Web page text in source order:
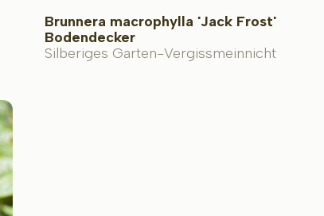
Brunnera macrophylla 'Jack Frost'
Bodendecker
Silberiges Garten-Vergissmeinnicht